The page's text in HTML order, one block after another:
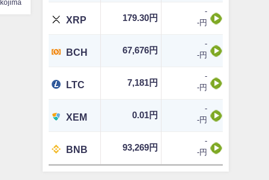
XRP 179.30円
-
-円
BCH 67,676円
-
-円
LTC 7,181円
-
-円
XEM 0.01円
-
-円
BNB 93,269円
-
-円